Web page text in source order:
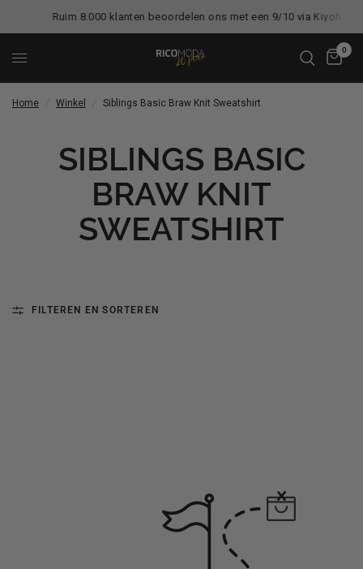
Ruim 8.000 klanten beoordelen ons met een 9/10 via Kiyoh
0
Home Winkel Siblings Basic Braw Knit Sweatshirt
SIBLINGS BASIC
BRAW KNIT
SWEATSHIRT
FILTEREN EN SORTEREN